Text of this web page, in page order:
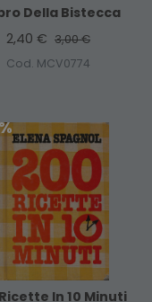
Della Bistecca
2,40 € 3,00 €
Cod. MCV0774
%
In 10 Minuti